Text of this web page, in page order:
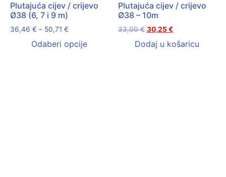
Plutajuća cijev / crijevo
Ø38 (6, 7 i 9 m)
36,46 € – 50,71 €
Odaberi opcije
Plutajuća cijev / crijevo
Ø38 – 10m
33,00€ 30,25€
Dodaj u košaricu